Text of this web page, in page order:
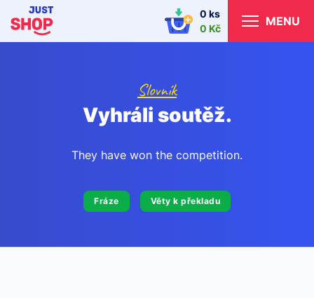
0 ks
0 Kč
MENU
Slovník
Vyhráli soutěž.
They have won the competition.
Fráze Věty k překladu